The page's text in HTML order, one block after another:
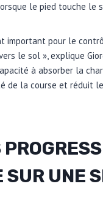
le pied touche le
important pour le
le sol », explique
à absorber la
de la course et réduit
UNE